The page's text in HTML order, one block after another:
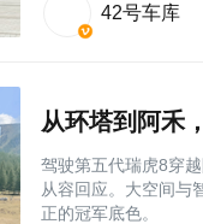
42号车库
从环塔到阿禾
驾驶第五代瑞虎8穿
从容回应。大空间与
正的冠军底色。